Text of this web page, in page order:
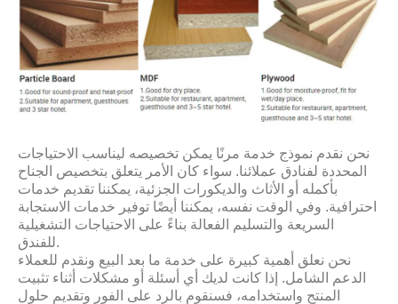
نحن نقدم نموذج خدمة مرنًا يمكن تخصيصه ليناسب الاحتياجات
المحددة لفنادق عملائنا. سواء كان الأمر يتعلق بتخصيص الجناح
بأكمله أو الأثاث والديكورات الجزئية، يمكننا تقديم خدمات
احترافية. وفي الوقت نفسه، يمكننا أيضًا توفير خدمات الاستجابة
السريعة والتسليم الفعالة بناءً على الاحتياجات التشغيلية
للفندق.
نحن نعلق أهمية كبيرة على خدمة ما بعد البيع ونقدم للعملاء
الدعم الشامل. إذا كانت لديك أي أسئلة أو مشكلات أثناء تثبيت
المنتج واستخدامه، فسنقوم بالرد على الفور وتقديم حلول